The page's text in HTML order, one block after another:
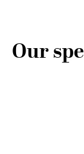
Our